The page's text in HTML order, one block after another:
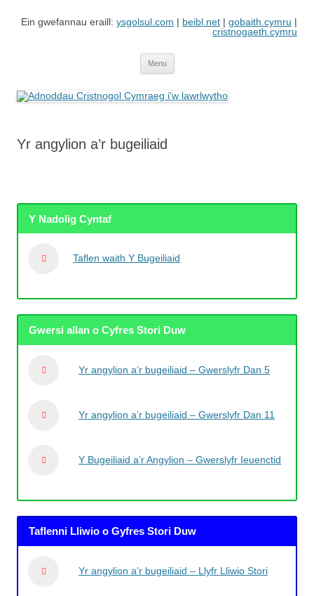
content
Ein gwefannau eraill: ysgolsul.com | beibl.net | gobaith.cymru |
cristnogaeth.cymru
lawrlwytho
adnoddau i'w lawrlwytho'n rhad ac am ddim
Menu
Yr angylion a’r bugeiliaid
Y Nadolig Cyntaf
Taflen waith Y Bugeiliaid
Gwersi allan o Cyfres Stori Duw
Yr angylion a’r bugeiliaid – Gwerslyfr Dan 5
Yr angylion a’r bugeiliaid – Gwerslyfr Dan 11
Y Bugeiliaid a’r Angylion – Gwerslyfr Ieuenctid
Taflenni Lliwio o Gyfres Stori Duw
Yr angylion a’r bugeiliaid – Llyfr Lliwio Stori